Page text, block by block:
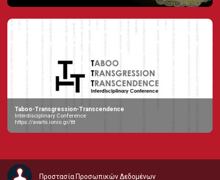
Taboo-Transgression-Transcendence
Interdisciplinary Conference
https://avarts.ionio.gr/ttt
Προστασία Προσωπικών Δεδομένων